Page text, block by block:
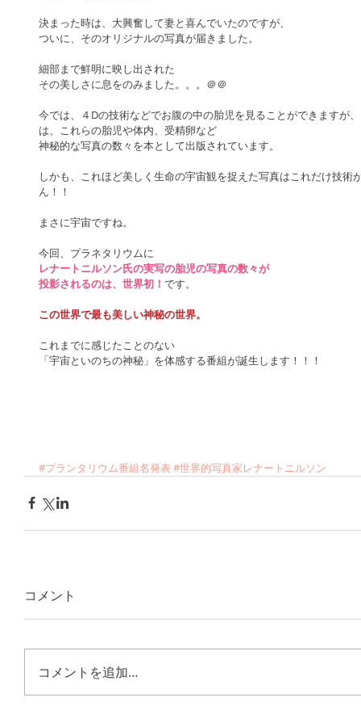
決まった時は、大興奮して妻と喜んでいたのですが、
ついに、そのオリジナルの写真が届きました。
細部まで鮮明に映し出された
その美しさに息をのみました。。。＠＠
今では、４Dの技術などでお腹の中の胎児を見ることができますが
は、これらの胎児や体内、受精卵など
神秘的な写真の数々を本として出版されています。
しかも、これほど美しく生命の宇宙観を捉えた写真はこれだけ技術
ん！！
まさに宇宙ですね。
今回、プラネタリウムに
レナートニルソン氏の実写の胎児の写真の数々が
投影されるのは、世界初！ です。
この世界で最も美しい神秘の世界。
これまでに感じたことのない
「宇宙といのちの神秘」を体感する番組が誕生します！！！
#プランタリウム番組名発表 #世界的写真家レナートニルソン
コメント
コメントを追加…